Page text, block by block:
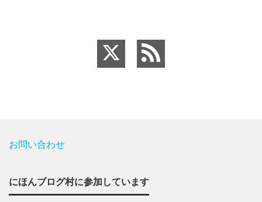
お問い合わせ
にほんブログ村に参加しています